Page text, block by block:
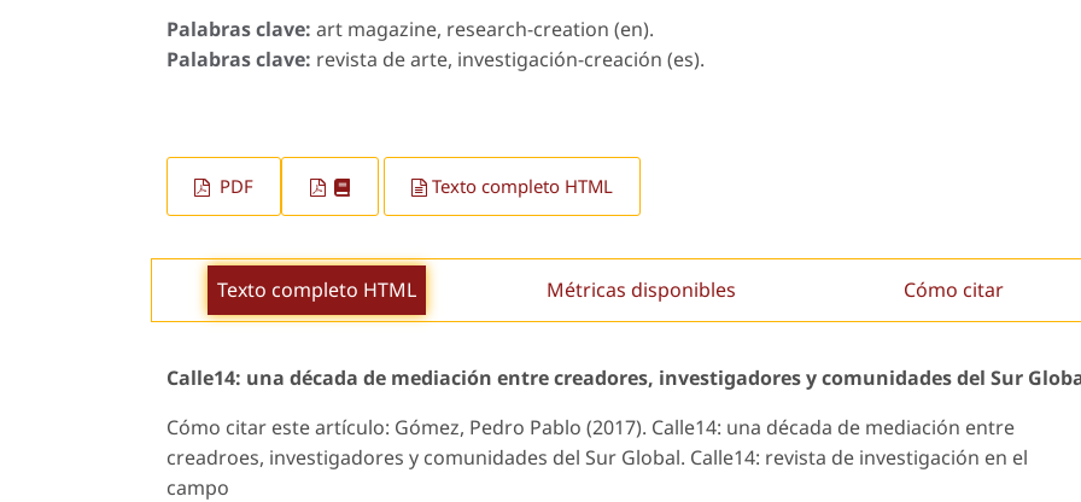
Palabras clave: art magazine, research-creation (en).
Palabras clave: revista de arte, investigación-creación (es).
PDF Texto completo HTML
Texto completo HTML Métricas disponibles Cómo citar
Calle14: una década de mediación entre creadores, investigadores y comunidades del Sur
Cómo citar este artículo: Gómez, Pedro Pablo (2017). Calle14: una década de mediación entre
creadroes, investigadores y comunidades del Sur Global. Calle14: revista de investigación en el
campo